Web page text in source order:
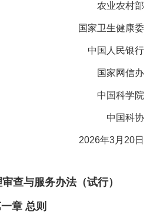
农业农村部
国家卫生健康委
中国人民银行
国家网信办
中国科学院
中国科协
2026年3月20日
查与服务办法（试行）
章 总则